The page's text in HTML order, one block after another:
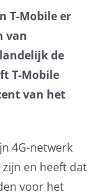
T-Mobile er
van
de
T-Mobile
van het
4G-netwerk
en heeft dat
voor het